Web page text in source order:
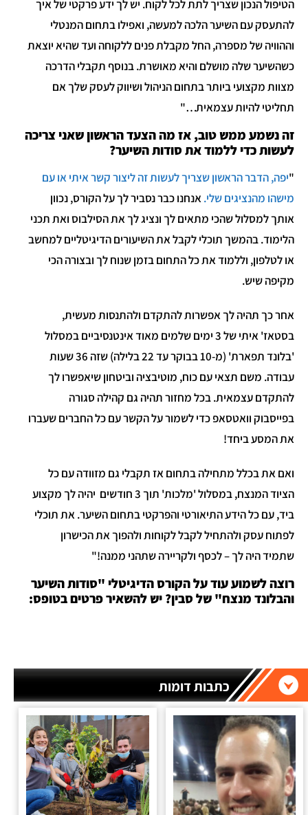
הטיפול הנכון שצריך לתת לכל לקוח. יש לך ידע פרקטי של איך
להתעסק עם השיער הלכה למעשה, ואפילו בתחום המנטלי
וההוויה של מספרה, החל מקבלת פנים ללקוחה ועד שהיא יוצאת
כשהשיער שלה מושלם והיא מאושרת. בנוסף תקבלי הדרכה
מצוות מקצועי ביותר בתחום הניהול ושיווק לעסק שלך אם
תחליטי להיות עצמאית…"
זה נשמע ממש טוב, אז מה הצעד הראשון שאני צריכה
לעשות כדי ללמוד את סודות השיער?
"יפה, הדבר הראשון שצריך לעשות זה ליצור קשר איתי או עם
מישהו מהנציגים שלי.אנחנו כבר נסביר לך על הקורס, נכוון
אותך למסלול שהכי מתאים לך ונציג לך את הסילבוס ואת תכני
הלימוד. בהמשך תוכלי לקבל את השיעורים הדיגיטליים למחשב
או לטלפון, וללמוד את כל התחום בזמן שנוח לך ובצורה הכי
מקיפה שיש.
אחר כך תהיה לך אפשרות להתקדם ולהתנסות מעשית,
בסטאז' איתי של 3 ימים שלמים מאוד אינטנסיביים במסלול
'בלונד תפארת' (מ-10 בבוקר עד 22 בלילה) שזה 36 שעות
עבודה. משם תצאי עם כוח, מוטיבציה וביטחון שיאפשרו לך
להתקדם עצמאית. בכל מחזור תהיה גם קהילה סגורה
בפייסבוק וואטסאפ כדי לשמור על הקשר עם כל החברים שעברו
את המסע ביחד!
ואם את בכלל מתחילה בתחום אז תקבלי גם מזוודה עם כל
הציוד המנצח, במסלול 'מלכות' תוך 3 חודשים יהיה לך מקצוע
ביד, עם כל הידע התיאורטי והפרקטי בתחום השיער. את תוכלי
לפתוח עסק ולהתחיל לקבל לקוחות ולהפוך את הכישרון
שתמיד היה לך – לכסף ולקריירה שתהני ממנה!"
רוצה לשמוע עוד על הקורס הדיגיטלי "סודות השיער
והבלונד מנצח" של סבין? יש להשאיר פרטים בטופס:
כתבות דומות